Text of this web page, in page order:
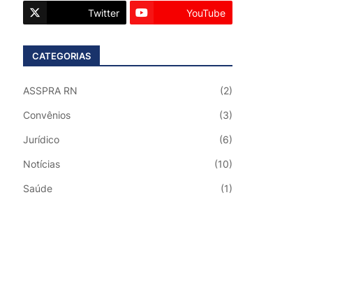
Twitter YouTube
CATEGORIAS
ASSPRA RN (2)
Convênios (3)
Jurídico (6)
Notícias (10)
Saúde (1)